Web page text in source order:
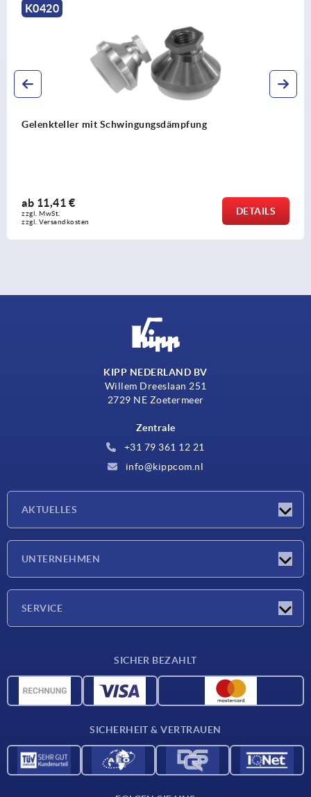
K2034
Justierstopfen Kunststoff mit Gleitschutzeinsatz für
ab1,08 €
zzgl. MwSt.
zzgl. Versandkosten
DETAILS
KIPP NEDERLAND BV
Willem Dreeslaan 251
2729 NE Zoetermeer
Zentrale
+31 79 361 12 21
info@kippcom.nl
AKTUELLES
UNTERNEHMEN
SERVICE
CAD-Daten
SICHER BEZAHLT
SICHERHEIT & VERTRAUEN